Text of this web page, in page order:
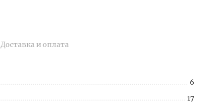
Доставка и оплата
6
17